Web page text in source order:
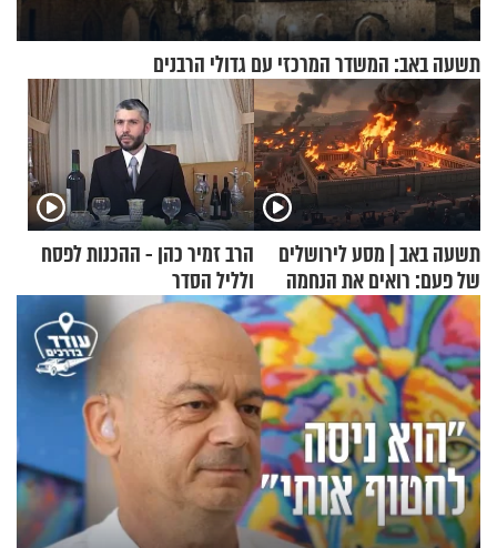
תשעה באב: המשדר המרכזי עם גדולי הרבנים
תשעה באב | מסע לירושלים
של פעם: רואים את הנחמה
הרב זמיר כהן - ההכנות לפסח
ולליל הסדר